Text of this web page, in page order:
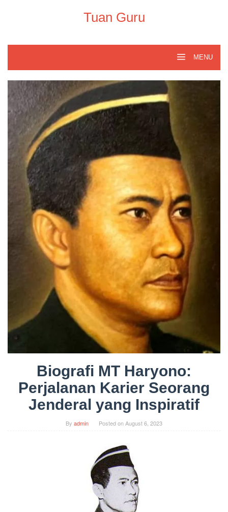
Tuan Guru
MENU
Biografi MT Haryono:
Perjalanan Karier Seorang
Jenderal yang Inspiratif
By admin Posted onAugust 6, 2023